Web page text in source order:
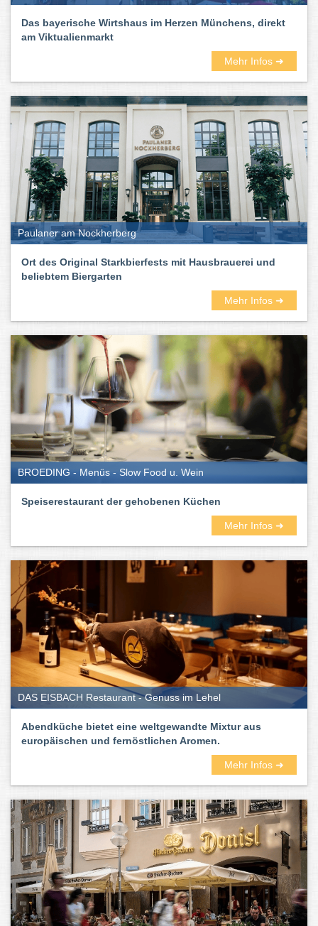
Das bayerische Wirtshaus im Herzen Münchens, direkt
am Viktualienmarkt
Mehr Infos ➜
Paulaner am Nockherberg
Ort des Original Starkbierfests mit Hausbrauerei und
beliebtem Biergarten
Mehr Infos ➜
BROEDING - Menüs - Slow Food u. Wein
Speiserestaurant der gehobenen Küchen
Mehr Infos ➜
DAS EISBACH Restaurant - Genuss im Lehel
Abendküche bietet eine weltgewandte Mixtur aus
europäischen und fernöstlichen Aromen.
Mehr Infos ➜